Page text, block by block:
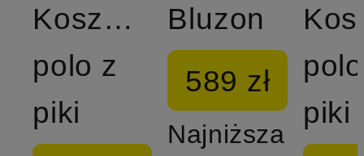
Koszulka
polo z
piki
Bluzon
589 zł
Najniższa
piki